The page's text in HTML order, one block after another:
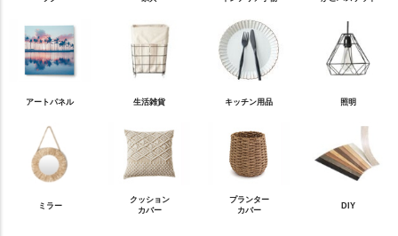
アートパネル 生活雑貨 キッチン用品 照明
ミラー
クッション
カバー
プランター
カバー
DIY